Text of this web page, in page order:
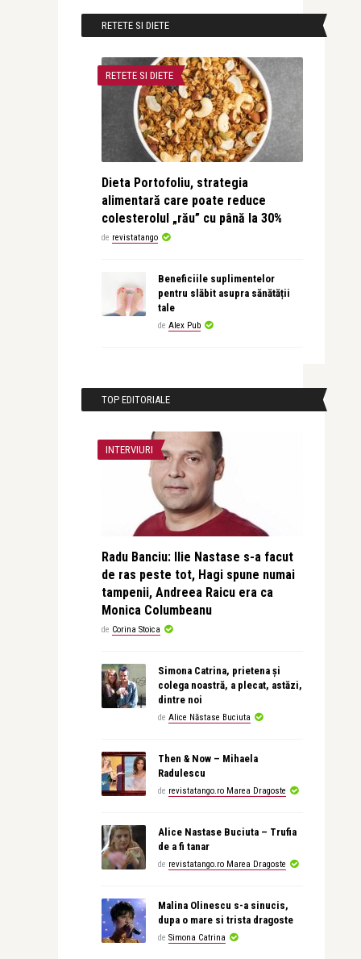
RETETE SI DIETE
RETETE SI DIETE
Dieta Portofoliu, strategia
alimentară care poate reduce
colesterolul „rău” cu până la 30%
de revistatango
Beneficiile suplimentelor
pentru slăbit asupra sănătății
tale
de Alex Pub
TOP EDITORIALE
INTERVIURI
Radu Banciu: Ilie Nastase s-a facut
de ras peste tot, Hagi spune numai
tampenii, Andreea Raicu era ca
Monica Columbeanu
de Corina Stoica
Simona Catrina, prietena și
colega noastră, a plecat, astăzi,
dintre noi
de Alice Năstase Buciuta
Then & Now – Mihaela
Radulescu
de revistatango.ro Marea Dragoste
Alice Nastase Buciuta – Trufia
de a fi tanar
de revistatango.ro Marea Dragoste
Malina Olinescu s-a sinucis,
dupa o mare si trista dragoste
de Simona Catrina